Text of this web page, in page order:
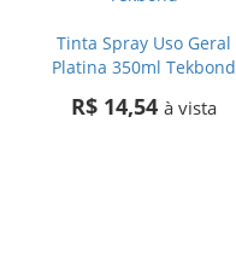
Tinta Spray Uso Geral
Platina 350ml Tekbond
R$ 14,54 à vista